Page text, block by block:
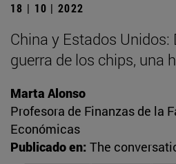
18 | 10 | 2022
China y Estados Unidos:
guerra de los chips, una
Marta Alonso
Profesora de Finanzas de la
Económicas
Publicado en: The